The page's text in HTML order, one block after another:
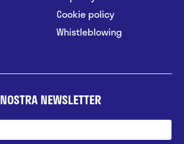
Cookie policy
Whistleblowing
NEWSLETTER